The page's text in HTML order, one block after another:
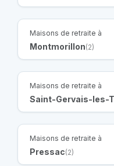
Maisons de retraite à
Montmorillon(2)
Maisons de retraite à
Saint-Gervais-les-
Maisons de retraite à
Pressac(2)